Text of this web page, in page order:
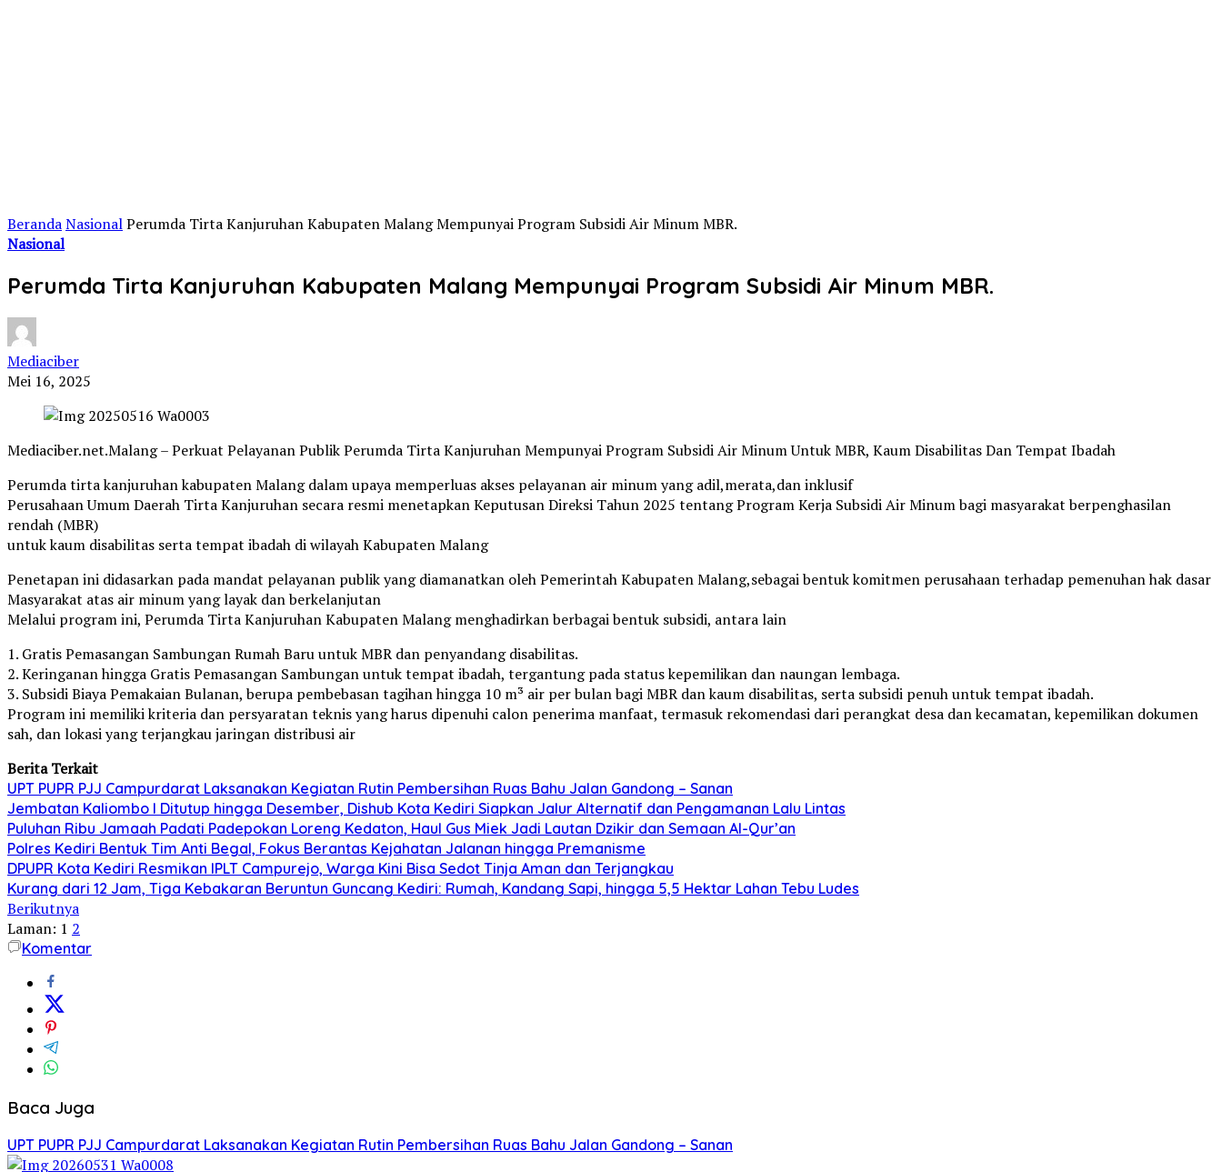
BerandaNasionalPerumda Tirta Kanjuruhan Kabupaten Malang Mempunyai Program Subsidi Air Minum MBR.
Nasional
Perumda Tirta Kanjuruhan Kabupaten Malang Mempunyai Program Subsidi Air Minum MBR.
Mediaciber
Mei 16, 2025
Mediaciber.net.Malang – Perkuat Pelayanan Publik Perumda Tirta Kanjuruhan Mempunyai Program Subsidi Air Minum Untuk MBR, Kaum Disabilitas Dan Tempat Ibadah
Perumda tirta kanjuruhan kabupaten Malang dalam upaya memperluas akses pelayanan air minum yang adil,merata,dan inklusif
Perusahaan Umum Daerah Tirta Kanjuruhan secara resmi menetapkan Keputusan Direksi Tahun 2025 tentang Program Kerja Subsidi Air Minum bagi masyarakat berpenghasilan
rendah (MBR)
untuk kaum disabilitas serta tempat ibadah di wilayah Kabupaten Malang
Penetapan ini didasarkan pada mandat pelayanan publik yang diamanatkan oleh Pemerintah Kabupaten Malang,sebagai bentuk komitmen perusahaan terhadap pemenuhan hak dasar
Masyarakat atas air minum yang layak dan berkelanjutan
Melalui program ini, Perumda Tirta Kanjuruhan Kabupaten Malang menghadirkan berbagai bentuk subsidi, antara lain
1. Gratis Pemasangan Sambungan Rumah Baru untuk MBR dan penyandang disabilitas.
2. Keringanan hingga Gratis Pemasangan Sambungan untuk tempat ibadah, tergantung pada status kepemilikan dan naungan lembaga.
3. Subsidi Biaya Pemakaian Bulanan, berupa pembebasan tagihan hingga 10 m³ air per bulan bagi MBR dan kaum disabilitas, serta subsidi penuh untuk tempat ibadah.
Program ini memiliki kriteria dan persyaratan teknis yang harus dipenuhi calon penerima manfaat, termasuk rekomendasi dari perangkat desa dan kecamatan, kepemilikan dokumen
sah, dan lokasi yang terjangkau jaringan distribusi air
Berita Terkait
UPT PUPR PJJ Campurdarat Laksanakan Kegiatan Rutin Pembersihan Ruas Bahu Jalan Gandong – Sanan
Jembatan Kaliombo I Ditutup hingga Desember, Dishub Kota Kediri Siapkan Jalur Alternatif dan Pengamanan Lalu Lintas
Puluhan Ribu Jamaah Padati Padepokan Loreng Kedaton, Haul Gus Miek Jadi Lautan Dzikir dan Semaan Al-Qur’an
Polres Kediri Bentuk Tim Anti Begal, Fokus Berantas Kejahatan Jalanan hingga Premanisme
DPUPR Kota Kediri Resmikan IPLT Campurejo, Warga Kini Bisa Sedot Tinja Aman dan Terjangkau
Kurang dari 12 Jam, Tiga Kebakaran Beruntun Guncang Kediri: Rumah, Kandang Sapi, hingga 5,5 Hektar Lahan Tebu Ludes
Berikutnya
Laman: 1 2
Komentar
Baca Juga
UPT PUPR PJJ Campurdarat Laksanakan Kegiatan Rutin Pembersihan Ruas Bahu Jalan Gandong – Sanan